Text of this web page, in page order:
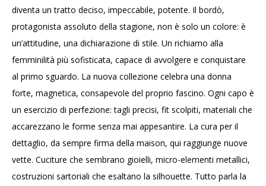
diventa un tratto deciso, impeccabile, potente. Il bordò,
protagonista assoluto della stagione, non è solo un colore: è
un’attitudine, una dichiarazione di stile. Un richiamo alla
femminilità più sofisticata, capace di avvolgere e conquistare
al primo sguardo. La nuova collezione celebra una donna
forte, magnetica, consapevole del proprio fascino. Ogni capo è
un esercizio di perfezione: tagli precisi, fit scolpiti, materiali che
accarezzano le forme senza mai appesantire. La cura per il
dettaglio, da sempre firma della maison, qui raggiunge nuove
vette. Cuciture che sembrano gioielli, micro-elementi metallici,
costruzioni sartoriali che esaltano la silhouette. Tutto parla la